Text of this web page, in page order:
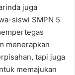
juga
siswi SMPN 5
menerapkan
tapi juga
memajukan